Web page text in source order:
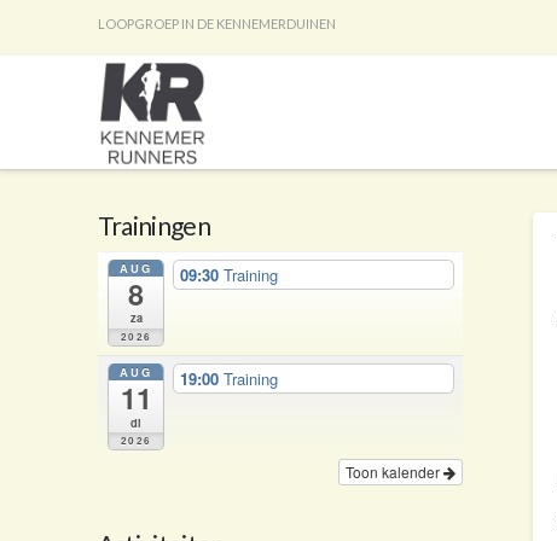
LOOPGROEP IN DE KENNEMERDUINEN
Trainingen
AUG
8
za
2026
09:30Training
AUG
11
di
2026
19:00Training
Toon kalender